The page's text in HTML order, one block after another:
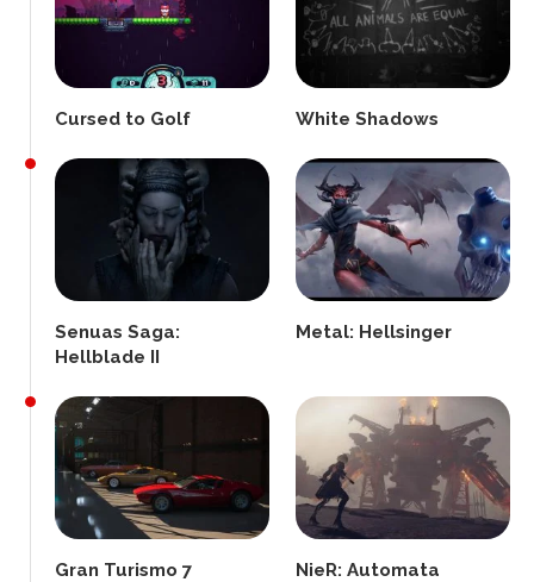
Cursed to Golf White Shadows
Senuas Saga:
Hellblade II
Metal: Hellsinger
Gran Turismo 7 NieR: Automata